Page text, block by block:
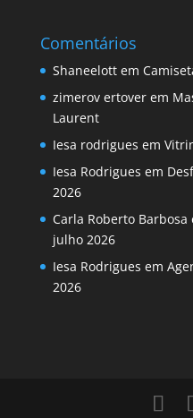
Comentários
Shaneelottem
zimerov ertoverem
Laurent
Iesa rodrigues em
Iesa Rodrigues em
2026
Carla Roberto Barbosa
julho 2026
Iesa Rodrigues em
2026